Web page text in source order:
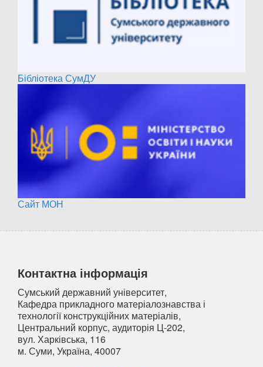
Бібліотека СумДУ
Сайт МОН
Контактна інформація
Сумський державний університет,
Кафедра прикладного матеріалознавства і
технології конструкційних матеріалів,
Центральний корпус, аудиторія Ц-202,
вул. Харківська, 116
м. Суми, Україна, 40007